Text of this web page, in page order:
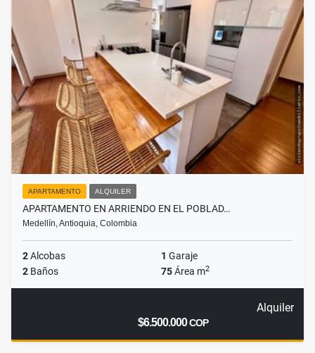
APARTAMENTO ALQUILER
APARTAMENTO EN ARRIENDO EN EL POBLAD…
Medellín, Antioquia, Colombia
2Alcobas 1 Garaje
2 Baños 75Área m2
Alquiler
$6.500.000COP